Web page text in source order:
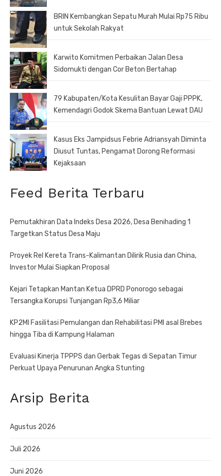
BRIN Kembangkan Sepatu Murah Mulai Rp75 Ribu
untuk Sekolah Rakyat
Karwito Komitmen Perbaikan Jalan Desa
Sidomukti dengan Cor Beton Bertahap
79 Kabupaten/Kota Kesulitan Bayar Gaji PPPK,
Kemendagri Godok Skema Bantuan Lewat DAU
Kasus Eks Jampidsus Febrie Adriansyah Diminta
Diusut Tuntas, Pengamat Dorong Reformasi
Kejaksaan
Feed Berita Terbaru
Pemutakhiran Data Indeks Desa 2026, Desa Benihading 1
Targetkan Status Desa Maju
Proyek Rel Kereta Trans-Kalimantan Dilirik Rusia dan China,
Investor Mulai Siapkan Proposal
Kejari Tetapkan Mantan Ketua DPRD Ponorogo sebagai
Tersangka Korupsi Tunjangan Rp3,6 Miliar
KP2MI Fasilitasi Pemulangan dan Rehabilitasi PMI asal Brebes
hingga Tiba di Kampung Halaman
Evaluasi Kinerja TPPPS dan Gerbak Tegas di Sepatan Timur
Perkuat Upaya Penurunan Angka Stunting
Arsip Berita
Agustus 2026
Juli 2026
Juni 2026